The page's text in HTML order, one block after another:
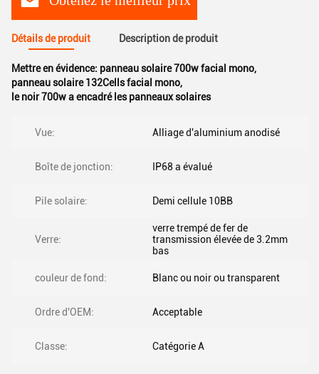
Détails de produit Description de produit
Mettre en évidence: panneau solaire 700w facial mono,
panneau solaire 132Cells facial mono,
le noir 700w a encadré les panneaux solaires
Vue: Alliage d'aluminium anodisé
Boîte de jonction: IP68 a évalué
Pile solaire: Demi cellule 10BB
Verre:
verre trempé de fer de
transmission élevée de 3.2mm
bas
couleur de fond: Blanc ou noir ou transparent
Ordre d'OEM: Acceptable
Classe: Catégorie A